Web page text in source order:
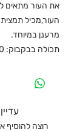
את העור מתאים
העור,מכיל
מרענן במיוחד.
תכולה בבקבוק: 330 מ"ל.
רוצה להוסיף